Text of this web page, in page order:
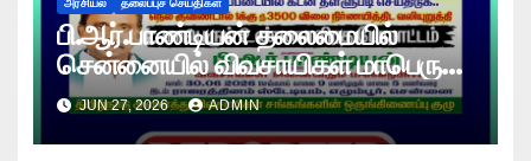
பி.ஆர்.பாண்டியன் தலைமையில்
சென்னையில் விவசாயிகள் மாபெரும்
உண்ணாவிரத போராட்டம் !
JUN 27, 2026 ADMIN